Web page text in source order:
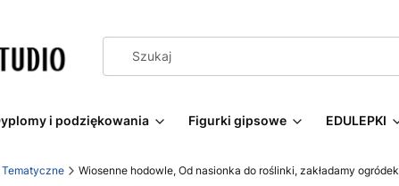
i podziękowania Figurki gipsowe EDULEPKI
Tematyczne Wiosenne hodowle, Od nasionka do roślinki, zakładamy ogródek